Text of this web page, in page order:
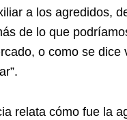
a los agredidos,
de lo que
o como se dice
relata cómo fue la